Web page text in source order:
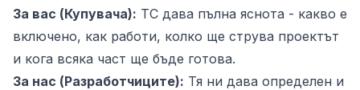
За вас (Купувача): ТС дава пълна яснота - какво е
включено, как работи, колко ще струва проектът
и кога всяка част ще бъде готова.
За нас (Разработчиците): Тя ни дава определен и